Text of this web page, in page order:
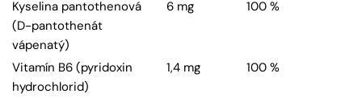
Kyselina pantothenová
(D-pantothenát
vápenatý)
6 mg 100 %
Vitamín B6 (pyridoxin
hydrochlorid)
1,4 mg 100 %